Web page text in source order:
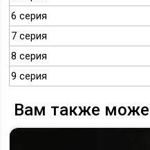
6 серия
7 серия
8 серия
9 серия
Вам также